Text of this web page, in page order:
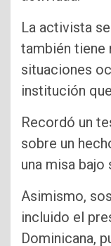
La activista
también tiene
situaciones
institución
Recordó un
sobre un
una misa bajo
Asimismo,
incluido el
Dominicana,